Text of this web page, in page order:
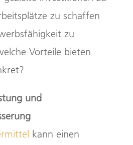
zu schaffen
zu
Vorteile bieten
und
kann einen